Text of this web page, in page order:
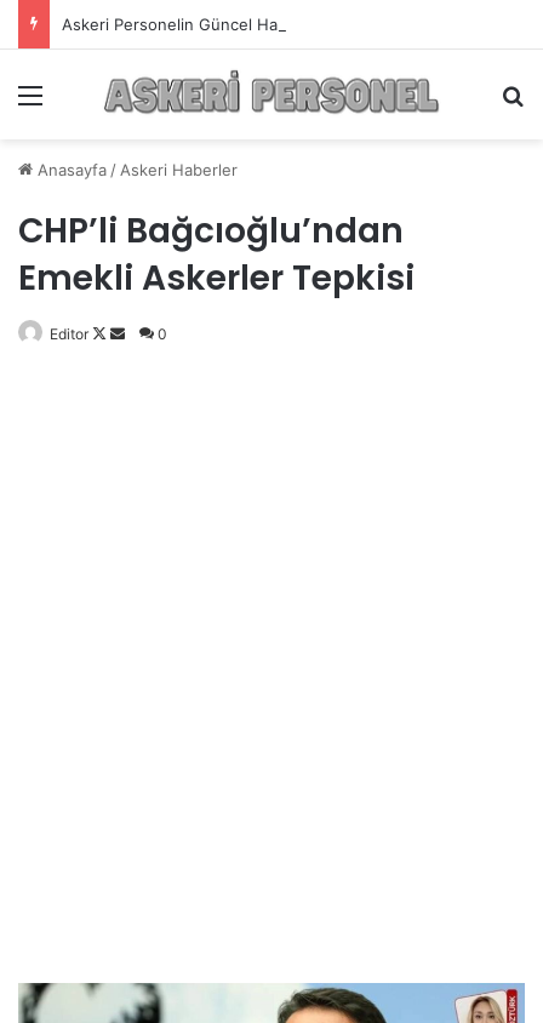
Askeri Personelin Güncel Haber ve Bilgi Sitesi.
Anasayfa / Askeri Haberler
CHP’li Bağcıoğlu’ndan
Emekli Askerler Tepkisi
Editor
Follow
Bir
0